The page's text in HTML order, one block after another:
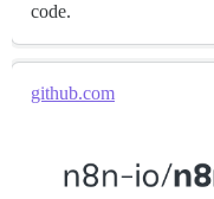
code.
github.com